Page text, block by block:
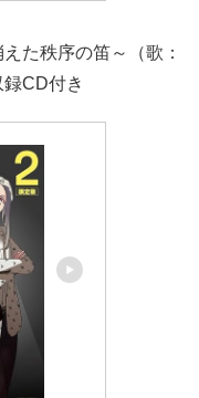
た秩序の笛～（歌：
CD付き